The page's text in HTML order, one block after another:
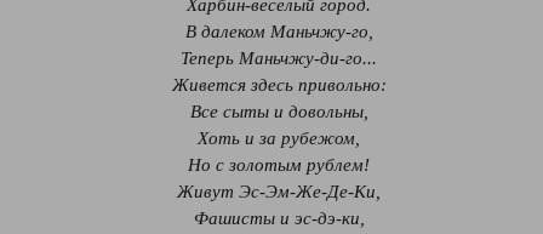
Харбин-веселый город.
В далеком Маньчжу-го,
Теперь Маньчжу-ди-го...
Живется здесь привольно:
Все сыты и довольны,
Хоть и за рубежом,
Но с золотым рублем!
Живут Эс-Эм-Же-Де-Ки,
Фашисты и эс-дэ-ки,